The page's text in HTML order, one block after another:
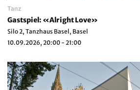
Tanz
Gastspiel: «Alright Love»
Silo 2, Tanzhaus Basel, Basel
10.09.2026, 20:00 - 21:00